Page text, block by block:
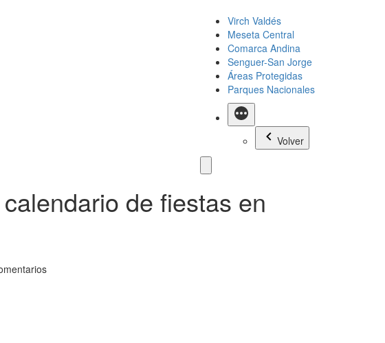
Virch Valdés
Meseta Central
Comarca Andina
Senguer-San Jorge
Áreas Protegidas
Parques Nacionales
Más
Volver
de fiestas en